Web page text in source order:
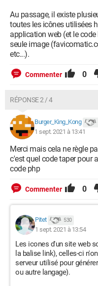
Au passage, il existe
toutes les icônes utilisées
application web (et le
seule image
etc...).
Commenter 0
RÉPONSE 2 / 4
Burger_King_Kong
1 sept. 2021 à 13:41
Merci mais cela ne règle
c'est quel code taper pour
code php
Commenter 0
Pitet 530
1 sept. 2021 à 13:54
Les icones d'un site web
la balise link), celles-ci
serveur utilisé pour
ou autre langage).